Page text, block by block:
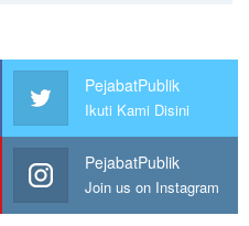
PejabatPublik
Ikuti Kami Disini
PejabatPublik
Join us on Instagram